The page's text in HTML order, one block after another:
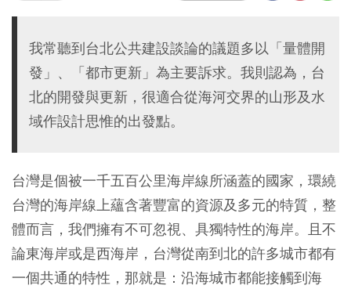
我常聽到台北公共建設談論的議題多以「量體開
發」、「都市更新」為主要訴求。我則認為，台
北的開發與更新，很適合從海河交界的山形及水
域作設計思惟的出發點。
台灣是個被一千五百公里海岸線所涵蓋的國家，環繞
台灣的海岸線上蘊含著豐富的資源及多元的特質，整
體而言，我們擁有不可忽視、具獨特性的海岸。且不
論東海岸或是西海岸，台灣從南到北的許多城市都有
一個共通的特性，那就是：沿海城市都能接觸到海